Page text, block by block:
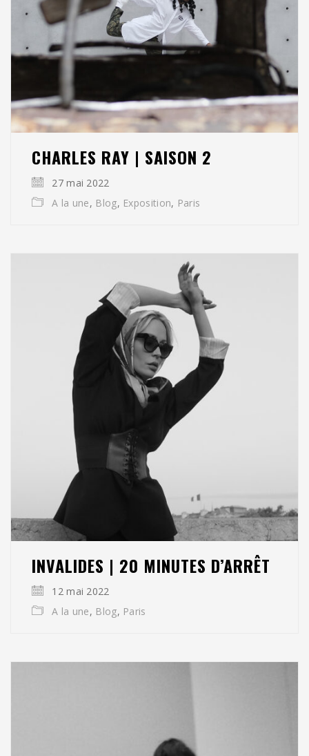
CHARLES RAY | SAISON 2
27 mai 2022
A la une, Blog, Exposition, Paris
INVALIDES | 20 MINUTES D’ARRÊT
12 mai 2022
A la une, Blog, Paris